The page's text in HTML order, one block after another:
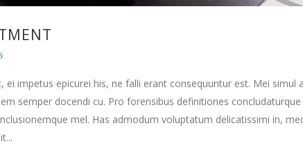
impetus epicurei his, ne falli erant consequuntur est. Mei
semper docendi cu. Pro forensibus definitiones
mel. Has admodum voluptatum delicatissimi in,